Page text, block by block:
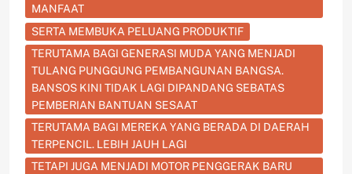
MANFAAT
SERTA MEMBUKA PELUANG PRODUKTIF
TERUTAMA BAGI GENERASI MUDA YANG MENJADI
TULANG PUNGGUNG PEMBANGUNAN BANGSA.
BANSOS KINI TIDAK LAGI DIPANDANG SEBATAS
PEMBERIAN BANTUAN SESAAT
TERUTAMA BAGI MEREKA YANG BERADA DI DAERAH
TERPENCIL. LEBIH JAUH LAGI
TETAPI JUGA MENJADI MOTOR PENGGERAK BARU